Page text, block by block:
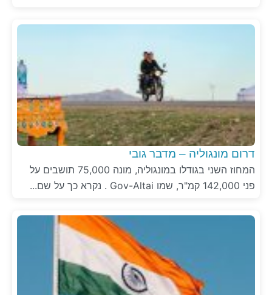
דרום מונגוליה – מדבר גובי
המחוז השני בגודלו במונגוליה, מונה 75,000 תושבים על
פני 142,000 קמ"ר, שמו Gov-Altai . נקרא כך על שם...